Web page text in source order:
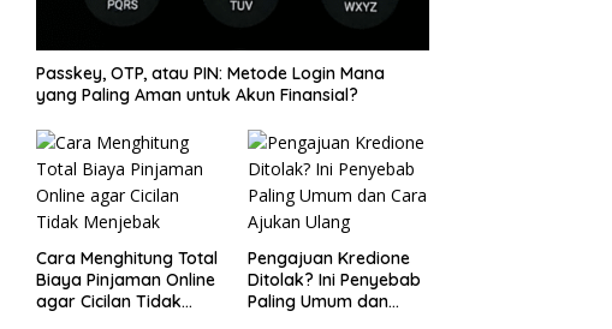
Passkey, OTP, atau PIN: Metode Login Mana
yang Paling Aman untuk Akun Finansial?
Cara Menghitung Total
Biaya Pinjaman Online
agar Cicilan Tidak
Pengajuan Kredione
Ditolak? Ini Penyebab
Paling Umum dan